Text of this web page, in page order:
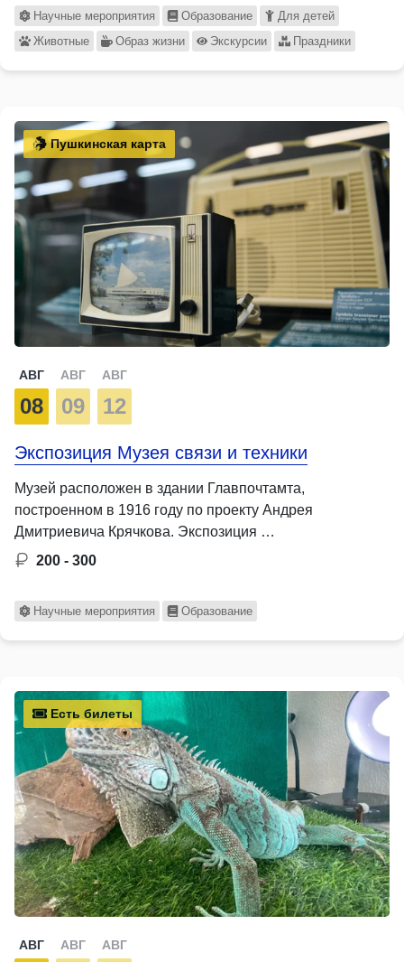
Научные мероприятия Образование
Для детей
Животные
Образ жизни Экскурсии Праздники
Пушкинская карта
АВГ
08
АВГ
09
АВГ
12
Экспозиция Музея связи и техники
Музей расположен в здании Главпочтамта,
построенном в 1916 году по проекту Андрея
Дмитриевича Крячкова. Экспозиция …
200 - 300
Научные мероприятия Образование
Есть билеты
АВГ АВГ АВГ